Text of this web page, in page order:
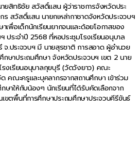
สิทธิชัย สวัสดิ์แสน ผู้ว่าราชการจังหวัดประ
สวัสดิ์แสน นายกเหล่ากาชาดจังหวัดประจวบฯ
เพื่อเด็กนักเรียนยากจนและด้อยโอกาสของ
ประจำปี 2568 ที่หอประชุมโรงเรียนอนุบาล
.ประจวบฯ มี นายสุรชาติ การสอาด ผู้อำนวย
กษาประถมศึกษา จังหวัดประจวบฯ เขต 2 นาย
รงเรียนอนุบาลกุยบุรี (วัดวังยาว) คณะ
คณะครูและบุคลากรจากสถานศึกษา เข้าร่วม
ษาให้กับน้องๆ นักเรียนที่ได้รับคัดเลือกจาก
เขตพื้นที่การศึกษาประถมศึกษาประจวบคีรีขันธ์